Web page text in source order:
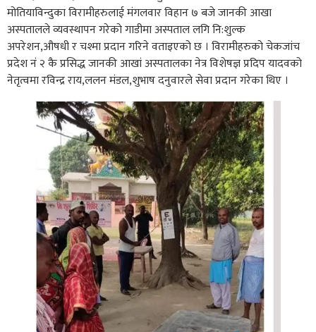
मोतियाविन्दुका विरामीहरुलाई मंगलवार विहान ७ बजे जानकी आखा
अस्पतालले व्यवस्थापन गरेको गाडीमा अस्पताल लगि नि:शुल्क
अपरेशन,औषधी र चश्मा प्रदान गरिने वताइएको छ । विरामीहरुको चेकजांच
प्रदेश नं २ कै प्रसिद्ध जानकी आखां अस्पतालका नेत्र विशेषज्ञ प्रदिप यादवको
नेतृत्वमा रविन्द्र राय,ललन मंडल,शुभाष दनुवारले सेवा प्रदान गरेका थिए ।